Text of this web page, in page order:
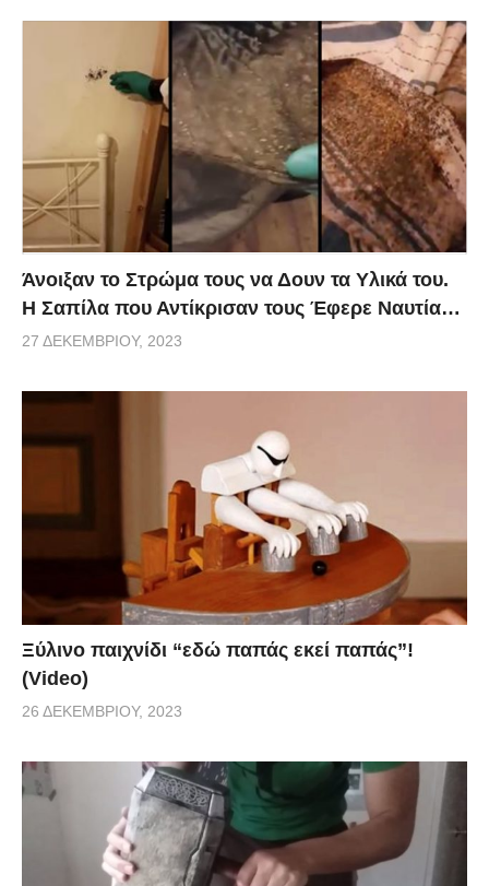
Άνοιξαν το Στρώμα τους να Δουν τα Υλικά του.
Η Σαπίλα που Αντίκρισαν τους Έφερε Ναυτία…
27 ΔΕΚΕΜΒΡΊΟΥ, 2023
Ξύλινο παιχνίδι “εδώ παπάς εκεί παπάς”!
(Video)
26 ΔΕΚΕΜΒΡΊΟΥ, 2023